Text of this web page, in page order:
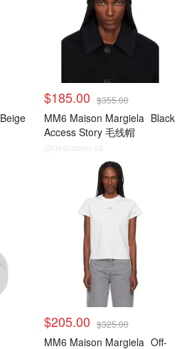
Beige
$185.00 $355.00
MM6 Maison Margiela Black
Access Story 毛线帽
@dealmoon.ca
$205.00 $325.00
MM6 Maison Margiela Off-